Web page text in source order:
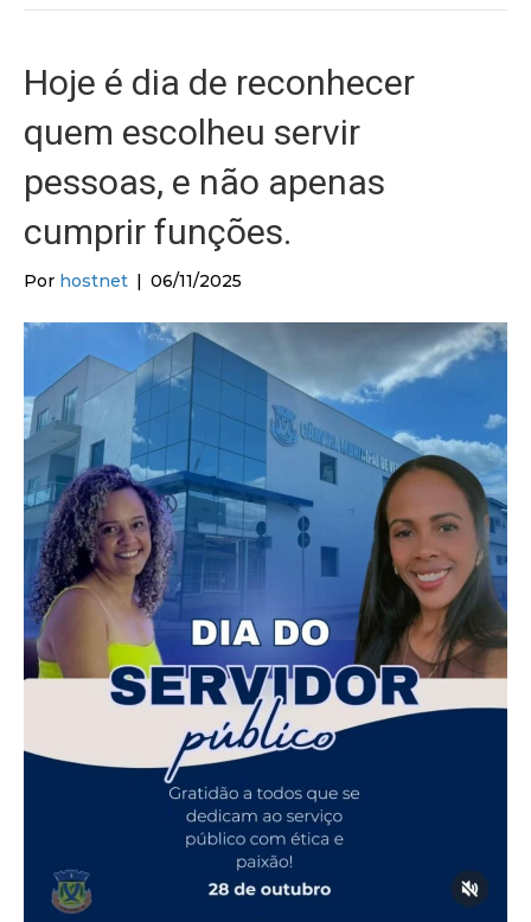
Hoje é dia de reconhecer
quem escolheu servir
pessoas, e não apenas
cumprir funções.
Por hostnet | 06/11/2025